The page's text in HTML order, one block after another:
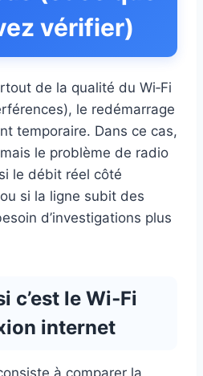
vérifier)
de la qualité du Wi‑Fi
le redémarrage
temporaire. Dans ce cas,
le problème de radio
le débit réel côté
si la ligne subit des
d’investigations plus
c’est le Wi‑Fi
internet